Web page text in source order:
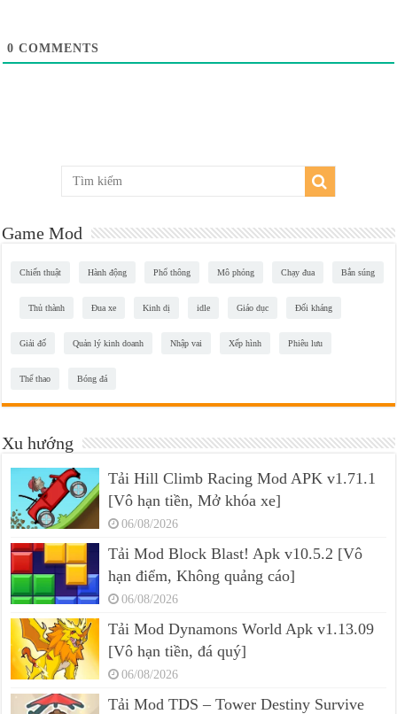
0 COMMENTS
Game Mod
Chiến thuật Hành động Phổ thông Mô phỏng Chạy đua Bắn súng
Thủ thành Đua xe Kinh dị idle Giáo dục Đối kháng
Giải đố Quản lý kinh doanh Nhập vai Xếp hình Phiêu lưu
Thể thao Bóng đá
Xu hướng
Tải Hill Climb Racing Mod APK v1.71.1
[Vô hạn tiền, Mở khóa xe]
06/08/2026
Tải Mod Block Blast! Apk v10.5.2 [Vô
hạn điểm, Không quảng cáo]
06/08/2026
Tải Mod Dynamons World Apk v1.13.09
[Vô hạn tiền, đá quý]
06/08/2026
Tải Mod TDS – Tower Destiny Survive